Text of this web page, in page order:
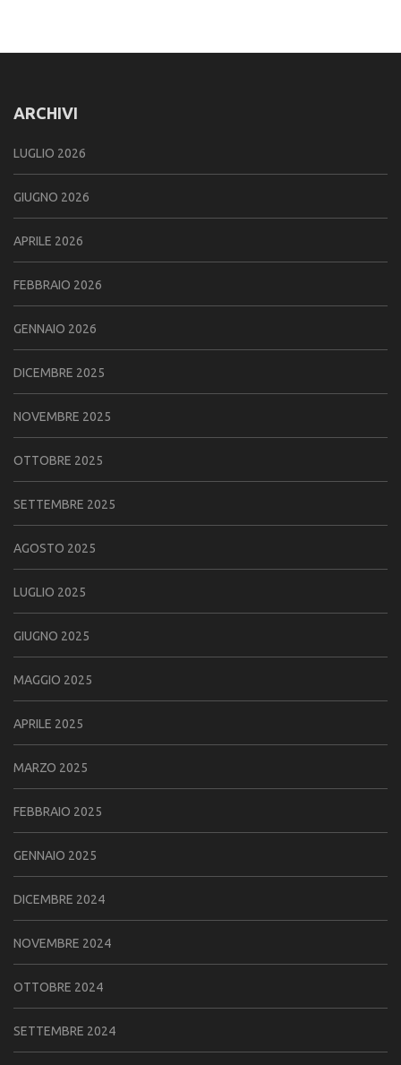
ARCHIVI
LUGLIO 2026
GIUGNO 2026
APRILE 2026
FEBBRAIO 2026
GENNAIO 2026
DICEMBRE 2025
NOVEMBRE 2025
OTTOBRE 2025
SETTEMBRE 2025
AGOSTO 2025
LUGLIO 2025
GIUGNO 2025
MAGGIO 2025
APRILE 2025
MARZO 2025
FEBBRAIO 2025
GENNAIO 2025
DICEMBRE 2024
NOVEMBRE 2024
OTTOBRE 2024
SETTEMBRE 2024